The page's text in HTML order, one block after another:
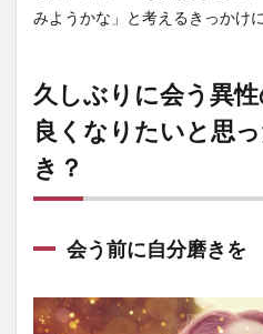
みようかな」と考えるきっかけ
久しぶりに会う異
良くなりたいと思
き？
会う前に自分磨きを